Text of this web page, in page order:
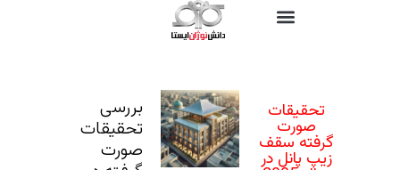
تحقیقات
صورت
گرفته سقف
زیپ پانل در
بررسی
تحقیقات
صورت